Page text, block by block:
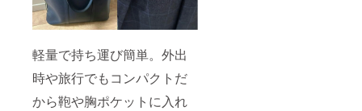
軽量で持ち運び簡単。外出
時や旅行でもコンパクトだ
から鞄や胸ポケットに入れ